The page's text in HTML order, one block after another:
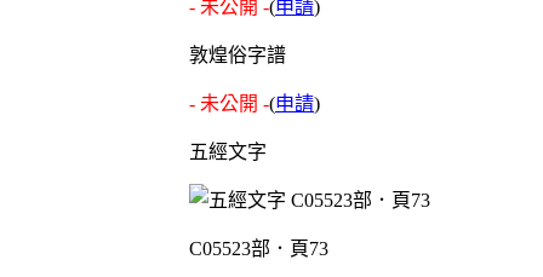
- 未公開 -(申請)
敦煌俗字譜
- 未公開 -(申請)
五經文字
C05523部．頁73